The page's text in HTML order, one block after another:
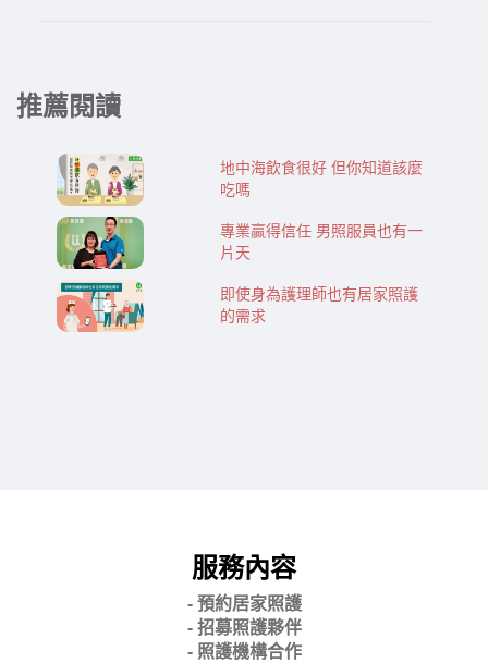
推薦閱讀
地中海飲食很好 但你知道該麼
吃嗎
專業贏得信任 男照服員也有一
片天
即使身為護理師也有居家照護
的需求
服務內容
- 預約居家照護
- 招募照護夥伴
- 照護機構合作